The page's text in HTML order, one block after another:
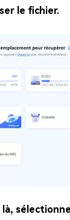
le fichier.